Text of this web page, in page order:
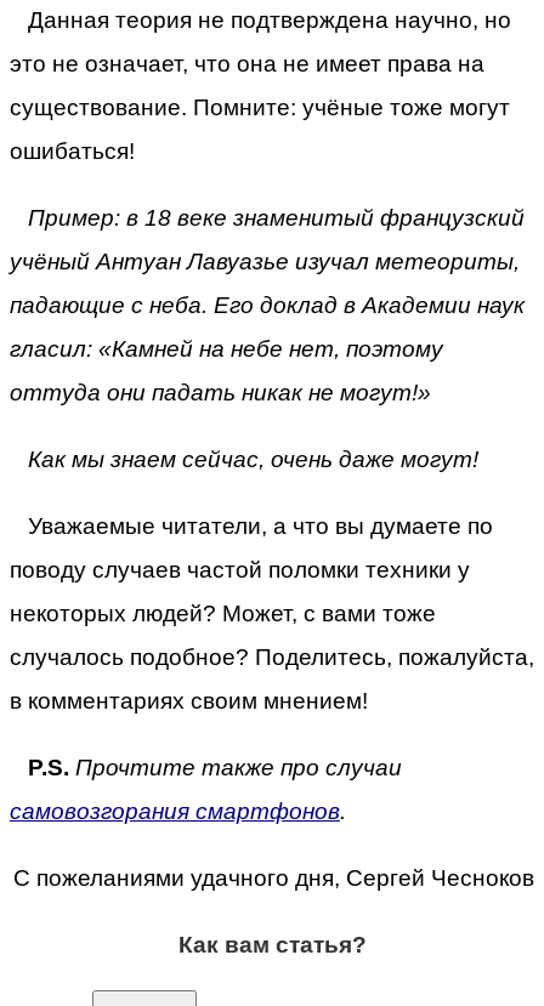
Данная теория не подтверждена научно, но
это не означает, что она не имеет права на
существование. Помните: учёные тоже могут
ошибаться!
Пример: в 18 веке знаменитый французский
учёный Антуан Лавуазье изучал метеориты,
падающие с неба. Его доклад в Академии наук
гласил: «Камней на небе нет, поэтому
оттуда они падать никак не могут!»
Как мы знаем сейчас, очень даже могут!
Уважаемые читатели, а что вы думаете по
поводу случаев частой поломки техники у
некоторых людей? Может, с вами тоже
случалось подобное? Поделитесь, пожалуйста,
в комментариях своим мнением!
P.S. Прочтите также про случаи
самовозгорания смартфонов.
С пожеланиями удачного дня, Сергей Чесноков
Как вам статья?